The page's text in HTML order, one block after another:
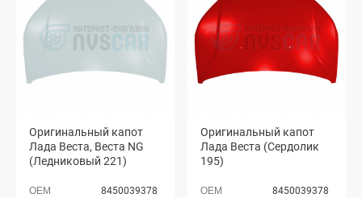
Оригинальный капот
Лада Веста, Веста NG
(Ледниковый 221)
8450039378
Оригинальный капот
Лада Веста (Сердолик
195)
8450039378